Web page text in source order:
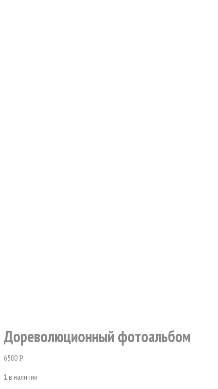
Дореволюционный фотоальбом
6500Р
1 в наличии